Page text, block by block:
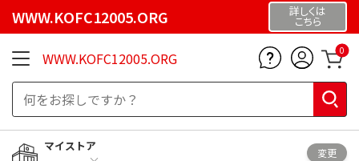
WWW.KOFC12005.ORG 詳しくは
こちら
WWW.KOFC12005.ORG 0
マイストア
変更